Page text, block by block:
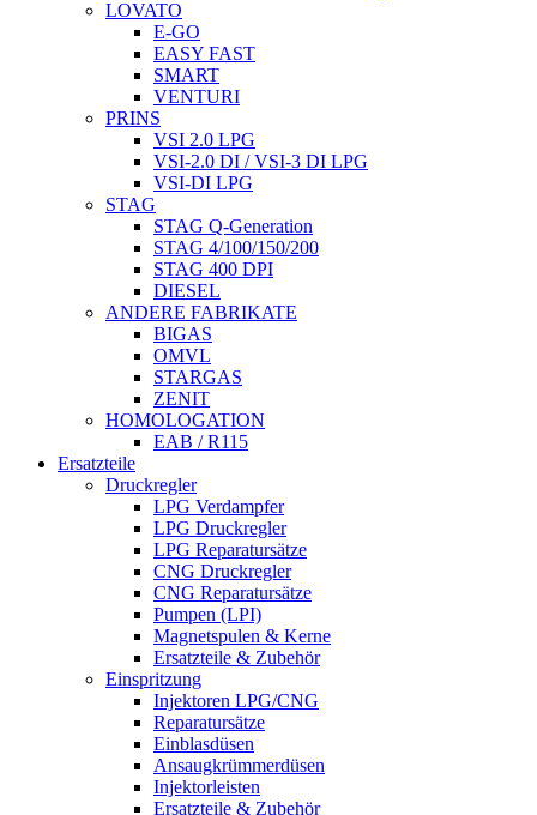
LOVATO
E-GO
EASY FAST
SMART
VENTURI
PRINS
VSI 2.0 LPG
VSI-2.0 DI / VSI-3 DI LPG
VSI-DI LPG
STAG
STAG Q-Generation
STAG 4/100/150/200
STAG 400 DPI
DIESEL
ANDERE FABRIKATE
BIGAS
OMVL
STARGAS
ZENIT
HOMOLOGATION
EAB / R115
Ersatzteile
Druckregler
LPG Verdampfer
LPG Druckregler
LPG Reparatursätze
CNG Druckregler
CNG Reparatursätze
Pumpen (LPI)
Magnetspulen & Kerne
Ersatzteile & Zubehör
Einspritzung
Injektoren LPG/CNG
Reparatursätze
Einblasdüsen
Ansaugkrümmerdüsen
Injektorleisten
Ersatzteile & Zubehör